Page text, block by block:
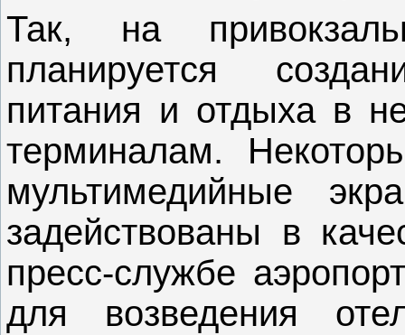
Так, на
планируется
питания и отдыха в
терминалам.
мультимедийные
задействованы в
пресс-службе
для возведения